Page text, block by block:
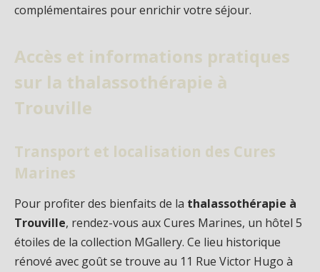
complémentaires pour enrichir votre séjour.
Accès et informations pratiques
sur la thalassothérapie à
Trouville
Transport et localisation des Cures
Marines
Pour profiter des bienfaits de la thalassothérapie à
Trouville, rendez-vous aux Cures Marines, un hôtel 5
étoiles de la collection MGallery. Ce lieu historique
rénové avec goût se trouve au 11 Rue Victor Hugo à